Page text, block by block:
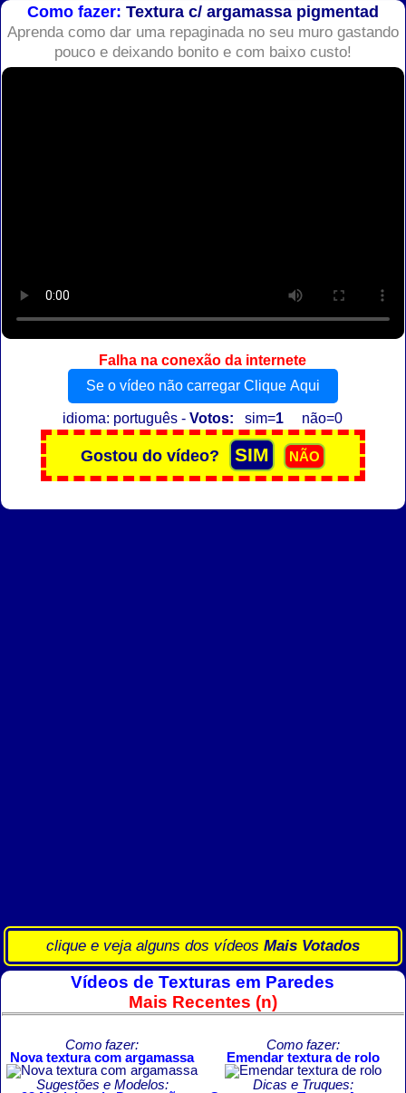
Como fazer: Textura c/ argamassa pigmentad
Aprenda como dar uma repaginada no seu muro gastando
pouco e deixando bonito e com baixo custo!
Falha na conexão da internete
Se o vídeo não carregar Clique Aqui
idioma: português -Votos: sim=1 não=0
clique e veja alguns dos vídeos Mais Votados
Vídeos de Texturas em Paredes
Mais Recentes (n)
Como fazer:
Nova textura com argamassa
Como fazer:
Emendar textura de rolo
Sugestões e Modelos:
Dicas e Truques: